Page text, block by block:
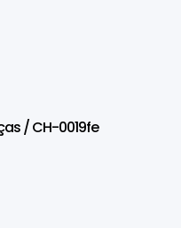
/ CH-0019fe